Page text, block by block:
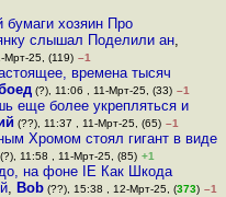
бумаги хозяин Про
слышал Поделили ан,
Мрт-25, (119) –1
времена тысяч
(?), 11:06 , 11-Мрт-25, (33) –1
еще более укрепляться и
(??), 11:37 , 11-Мрт-25, (65) –1
Хромом стоял гигант в виде
(?), 11:58 , 11-Мрт-25, (85) +1
на фоне IE Как Шкода
, Bob(??), 15:38 , 12-Мрт-25, (373) –1